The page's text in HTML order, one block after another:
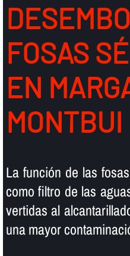
FOSAS
EN
MONTBUI
La función de las
como filtro de las
vertidas al
una mayor